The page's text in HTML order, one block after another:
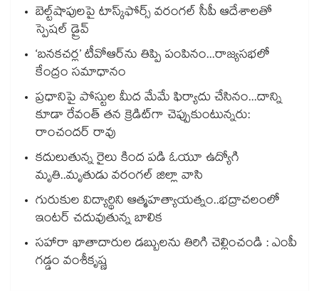
బెల్ట్‌‌‌‌‌‌‌‌‌‌‌‌‌‌‌‌‌‌‌‌‌‌‌‌‌‌‌‌‌‌‌‌షాపులపై టాస్క్‌‌‌‌‌‌‌‌‌‌‌‌‌‌‌‌‌‌‌‌‌‌‌‌‌‌‌‌‌‌‌‌ఫోర్స్ వరంగల్‌‌‌‌‌‌‌‌‌‌‌‌‌‌‌‌‌‌‌‌‌‌‌‌‌‌‌‌‌‌‌‌ సీపీ ఆదేశాలతో
స్పెషల్ డ్రైవ్‌‌‌‌‌‌‌‌‌‌‌‌‌‌‌‌‌‌‌‌‌‌‌‌‌‌‌‌‌‌‌‌
‘బనకచర్ల’ టీవోఆర్‌‌‌‌‌‌‌‌ను తిప్పి పంపినం...రాజ్యసభలో
కేంద్రం సమాధానం
ప్రధానిపై పోస్టుల మీద మేమే ఫిర్యాదు చేసినం...దాన్ని
కూడా రేవంత్ తన క్రెడిట్‌‌‌‌గా చెప్పుకుంటున్నరు:
రాంచందర్ రావు
కదులుతున్న రైలు కింద పడి ఓయూ ఉద్యోగి
మృతి..మృతుడు వరంగల్ జిల్లా వాసి
గురుకుల విద్యార్థిని ఆత్మహత్యాయత్నం..భద్రాచలంలో
ఇంటర్ చదువుతున్న బాలిక
సహారా ఖాతాదారుల డబ్బులను తిరిగి చెల్లించండి : ఎంపీ
గడ్డం వంశీకృష్ణ